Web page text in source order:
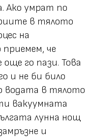
Ако умрат по
в тялото
на
приемем, че
го пази. Това
и не би било
водата в тялото
вакуумната
лунна нощ
и